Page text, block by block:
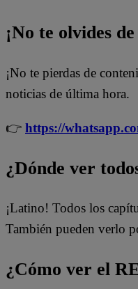
¡No te olvides
¡No te pierdas de
noticias de última hora.
👉 https://
¿Dónde ver
¡Latino! Todos los
También pueden verlo
¿Cómo ver el